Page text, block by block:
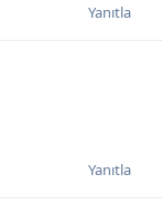
Yanıtla
Yanıtla